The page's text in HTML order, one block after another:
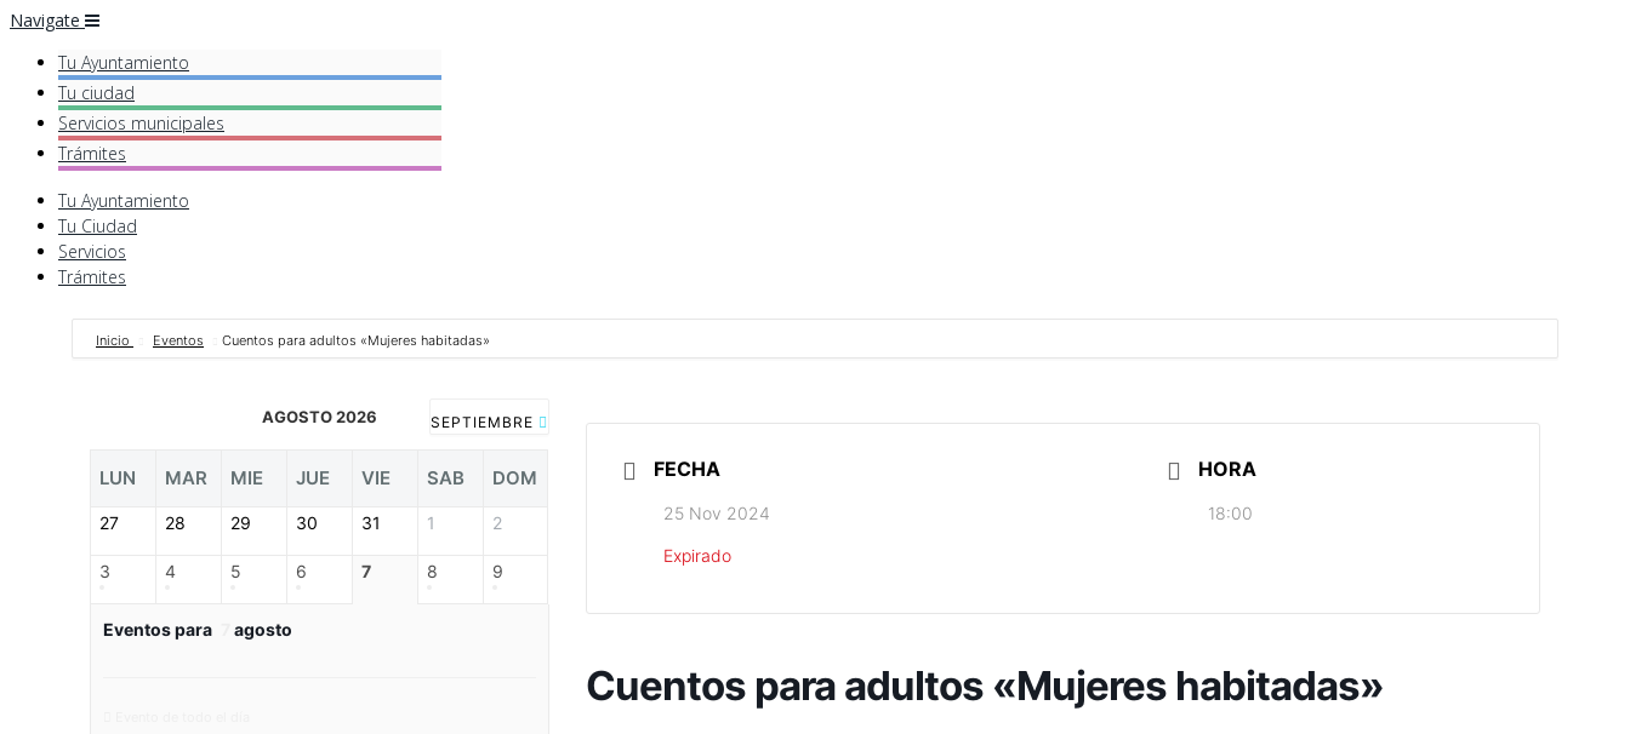
Navigate
Tu Ayuntamiento
Tu ciudad
Servicios municipales
Trámites
Tu Ayuntamiento
Tu Ciudad
Servicios
Trámites
Inicio Eventos Cuentos para adultos «Mujeres habitadas»
AGOSTO 2026 SEPTIEMBRE
LUN MAR MIE JUE VIE SAB DOM
27 28 29 30 31 1 2
3 4 5 6 7 8 9
Eventos para agosto
FECHA
25 Nov 2024
Expirado
HORA
18:00
Cuentos para adultos «Mujeres habitadas»